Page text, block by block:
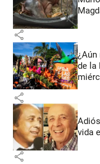
share
de la
share
vida
share